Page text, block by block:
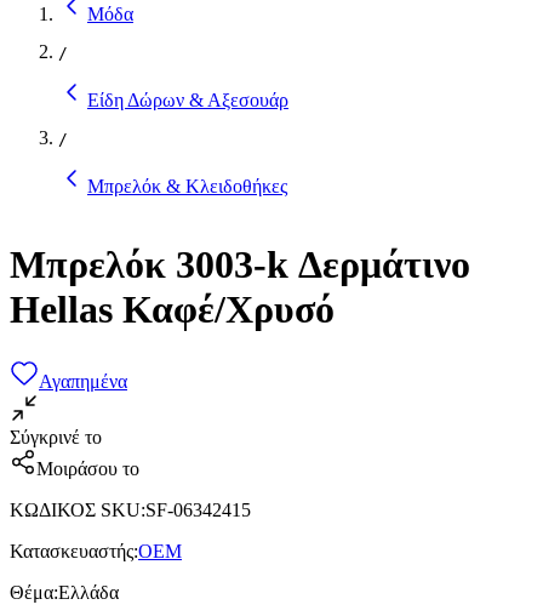
Μόδα
/
Είδη Δώρων & Αξεσουάρ
/
Μπρελόκ & Κλειδοθήκες
Μπρελόκ 3003-k Δερμάτινο
Hellas Καφέ/Χρυσό
Αγαπημένα
Σύγκρινέ το
Μοιράσου το
ΚΩΔΙΚΟΣ SKU:SF-06342415
Κατασκευαστής:OEM
Θέμα:Ελλάδα